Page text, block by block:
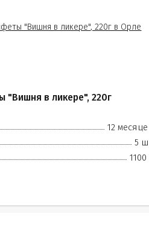
"Вишня в ликере", 220г
12
5
1100